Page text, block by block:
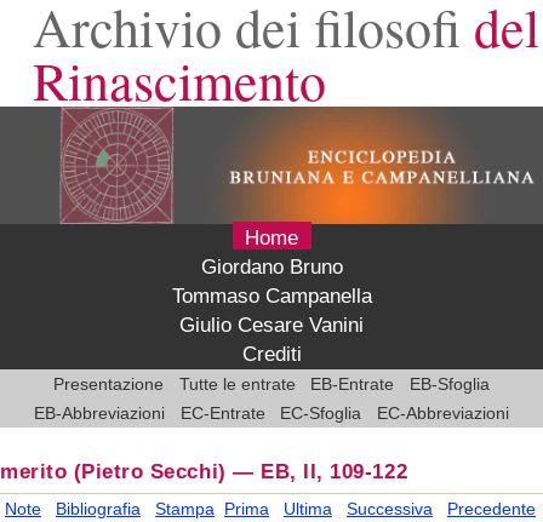
Archivio dei filosofi del
Rinascimento
Home
Giordano Bruno
Tommaso Campanella
Giulio Cesare Vanini
Crediti
Presentazione Tutte le entrate EB-Entrate
EB-Sfoglia
EB-Abbreviazioni
EC-Entrate EC-Sfoglia EC-Abbreviazioni
merito (Pietro Secchi) — EB, II, 109-122
Note Bibliografia Stampa Prima Ultima Successiva
Precedente